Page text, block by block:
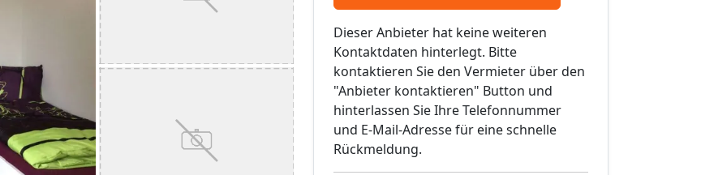
Dieser Anbieter hat keine weiteren
Kontaktdaten hinterlegt. Bitte
kontaktieren Sie den Vermieter über den
"Anbieter kontaktieren" Button und
hinterlassen Sie Ihre Telefonnummer
und E-Mail-Adresse für eine schnelle
Rückmeldung.